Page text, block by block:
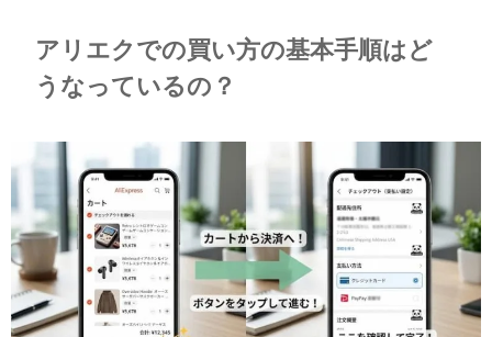
アリエクでの買い方の基本手順はど
うなっているの？